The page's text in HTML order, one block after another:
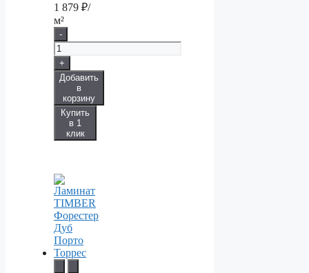
1 879 ₽/
м²
-
+
Добавить
в
корзину
Купить
в 1
клик